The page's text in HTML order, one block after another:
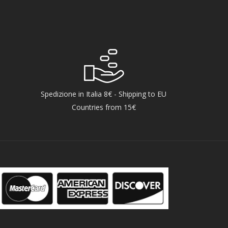
Spedizione in Italia 8€ - Shipping to EU
Countries from 15€